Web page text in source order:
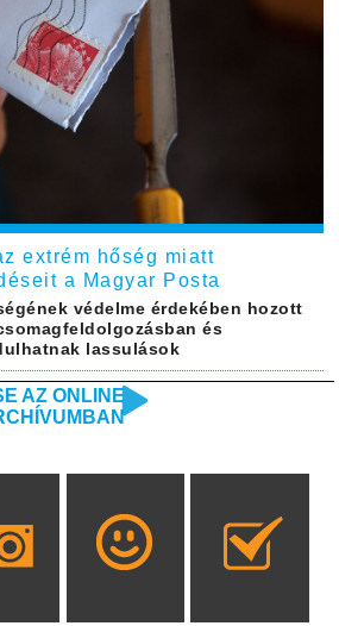
extrém hőség miatt
a Magyar Posta
védelme érdekében hozott
és
lassulások
AZ ONLINE